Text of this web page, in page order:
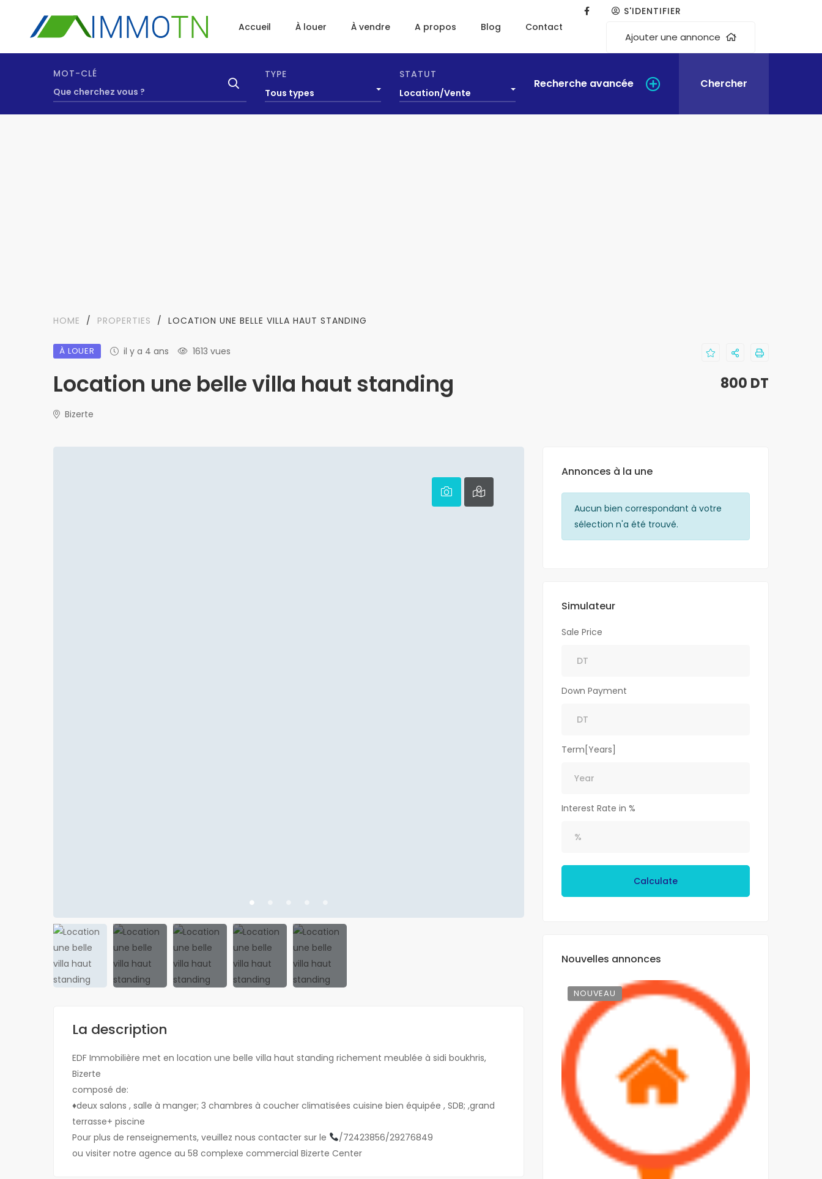
Accueil À louer À vendre A propos Blog Contact
S'IDENTIFIER
Ajouter une annonce
MOT-CLÉ
TYPE
Tous types
STATUT
Location/Vente
Recherche avancée Chercher
HOME / PROPERTIES / LOCATION UNE BELLE VILLA HAUT STANDING
À LOUER il y a 4 ans 1613 vues
Location une belle villa haut standing
Bizerte
800 DT
La description
EDF Immobilière met en location une belle villa haut standing richement meublée à sidi boukhris,
Bizerte
composé de:
♦deux salons , salle à manger; 3 chambres à coucher climatisées cuisine bien équipée , SDB; ,grand
terrasse+ piscine
Pour plus de renseignements, veuillez nous contacter sur le
/72423856/29276849
ou visiter notre agence au 58 complexe commercial Bizerte Center
Annonces à la une
Aucun bien correspondant à votre
Aucun bien correspondant à votre
sélection n'a été trouvé.
Simulateur
Sale Price
Down Payment
Term[Years]
Interest Rate in %
Calculate
Nouvelles annonces
MREZGUA HAMMAMET NORD
HAMMAMET NORD MREZGUA
MREZGUA HAMMAMET NORD
HAMMAMET NORD MREZGUA
NOUVEAU